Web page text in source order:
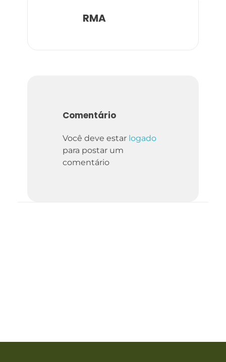
RMA
Comentário
Você deve estar logado
para postar um
comentário